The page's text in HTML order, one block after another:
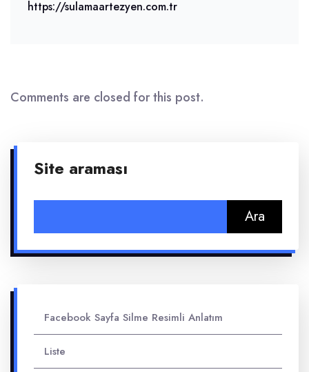
https://sulamaartezyen.com.tr
Comments are closed for this post.
Site araması
Facebook Sayfa Silme Resimli Anlatım
Liste